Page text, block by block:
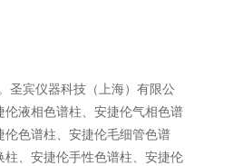
圣宾仪器科技（上海）有限公
液相色谱柱、安捷伦气相色谱
色谱柱、安捷伦毛细管色谱
、安捷伦手性色谱柱、安捷伦